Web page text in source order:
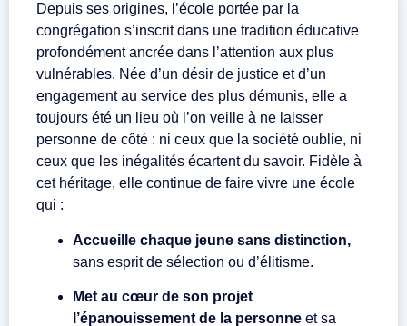
Depuis ses origines, l’école portée par la
congrégation s’inscrit dans une tradition éducative
profondément ancrée dans l’attention aux plus
vulnérables. Née d’un désir de justice et d’un
engagement au service des plus démunis, elle a
toujours été un lieu où l’on veille à ne laisser
personne de côté : ni ceux que la société oublie, ni
ceux que les inégalités écartent du savoir. Fidèle à
cet héritage, elle continue de faire vivre une école
qui :
Accueille chaque jeune sans distinction,
sans esprit de sélection ou d’élitisme.
Met au cœur de son projet
l’épanouissement de la personne et sa